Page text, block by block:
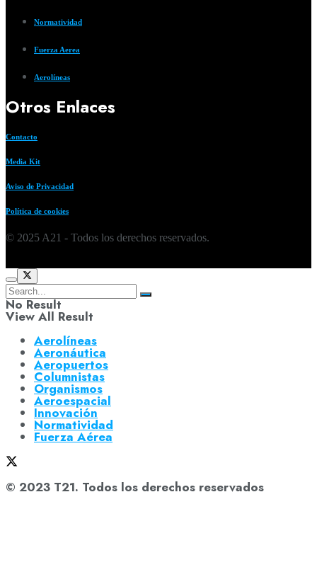
Normatividad
Fuerza Aerea
Aerolíneas
Otros Enlaces
Contacto
Media Kit
Aviso de Privacidad
Política de cookies
© 2025 A21 - Todos los derechos reservados.
No Result
View All Result
Aerolíneas
Aeronáutica
Aeropuertos
Columnistas
Organismos
Aeroespacial
Innovación
Normatividad
Fuerza Aérea
© 2023 T21. Todos los derechos reservados